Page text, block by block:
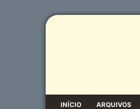
INÍCIO ARQUIVOS